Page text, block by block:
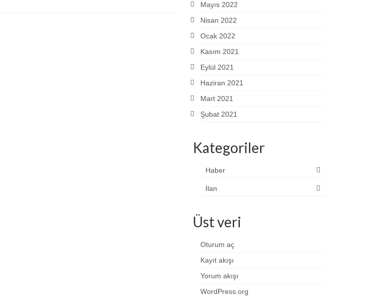
Mayıs 2022
Nisan 2022
Ocak 2022
Kasım 2021
Eylül 2021
Haziran 2021
Mart 2021
Şubat 2021
Kategoriler
Haber
İlan
Üst veri
Oturum aç
Kayıt akışı
Yorum akışı
WordPress.org